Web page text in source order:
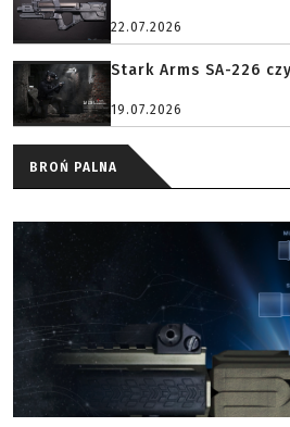
22.07.2026
Stark Arms SA-226
19.07.2026
BROŃ PALNA